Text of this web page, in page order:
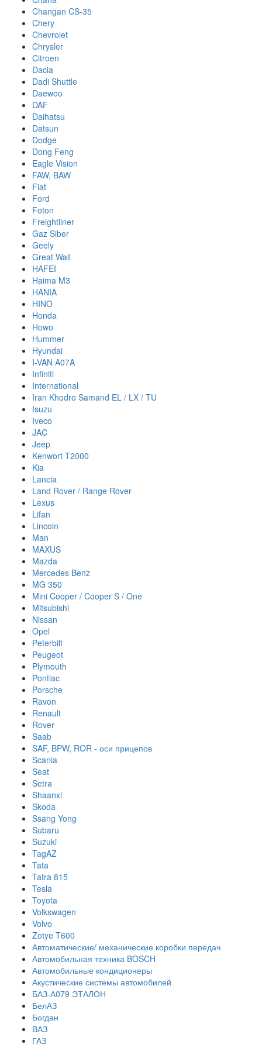
Changan CS-35
Chery
Chevrolet
Chrysler
Citroen
Dacia
Dadi Shuttle
Daewoo
DAF
Daihatsu
Datsun
Dodge
Dong Feng
Eagle Vision
FAW, BAW
Fiat
Ford
Foton
Freightliner
Gaz Siber
Geely
Great Wall
HAFEI
Haima M3
HANIA
HINO
Honda
Howo
Hummer
Hyundai
I-VAN A07A
Infiniti
International
Iran Khodro Samand EL / LX / TU
Isuzu
Iveco
JAC
Jeep
Kenwort T2000
Kia
Lancia
Land Rover / Range Rover
Lexus
Lifan
Lincoln
Man
MAXUS
Mazda
Mercedes Benz
MG 350
Mini Cooper / Cooper S / One
Mitsubishi
Nissan
Opel
Peterbilt
Peugeot
Plymouth
Pontiac
Porsche
Ravon
Renault
Rover
Saab
SAF, BPW, ROR - оси прицепов
Scania
Seat
Setra
Shaanxi
Skoda
Ssang Yong
Subaru
Suzuki
TagAZ
Tata
Tatra 815
Tesla
Toyota
Volkswagen
Volvo
Zotye T600
Автоматические/ механические коробки передач
Автомобильная техника BOSCH
Автомобильные кондиционеры
Акустические системы автомобилей
БАЗ-А079 ЭТАЛОН
БелАЗ
Богдан
ВАЗ
ГАЗ